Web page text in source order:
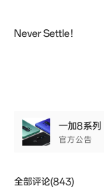
Never Settle！
一加8系列
官方公告
全部评论(843)